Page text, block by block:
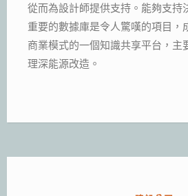
從而為設計師提供支持。能夠支持
重要的數據庫是令人驚嘆的項目，
商業模式的一個知識共享平台，主
理深能源改造。